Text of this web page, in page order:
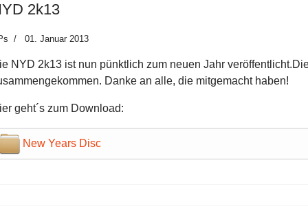
2k13
01. Januar 2013
NYD 2k13 ist nun pünktlich zum neuen Jahr
Danke an alle, die mitgemacht haben!
geht´s zum Download:
New Years Disc